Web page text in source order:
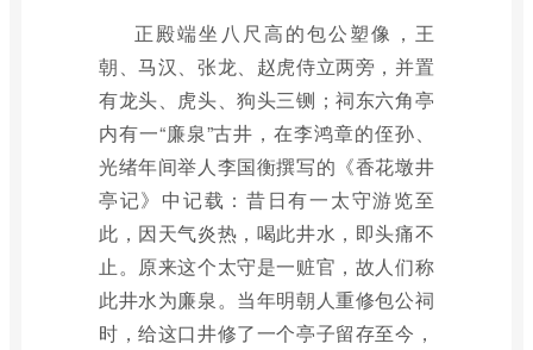
正殿端坐八尺高的包公塑像，王
朝、马汉、张龙、赵虎侍立两旁，并置
有龙头、虎头、狗头三铡；祠东六角亭
内有一“廉泉”古井，在李鸿章的侄孙、
光绪年间举人李国衡撰写的《香花墩井
亭记》中记载：昔日有一太守游览至
此，因天气炎热，喝此井水，即头痛不
止。原来这个太守是一赃官，故人们称
此井水为廉泉。当年明朝人重修包公祠
时，给这口井修了一个亭子留存至今，